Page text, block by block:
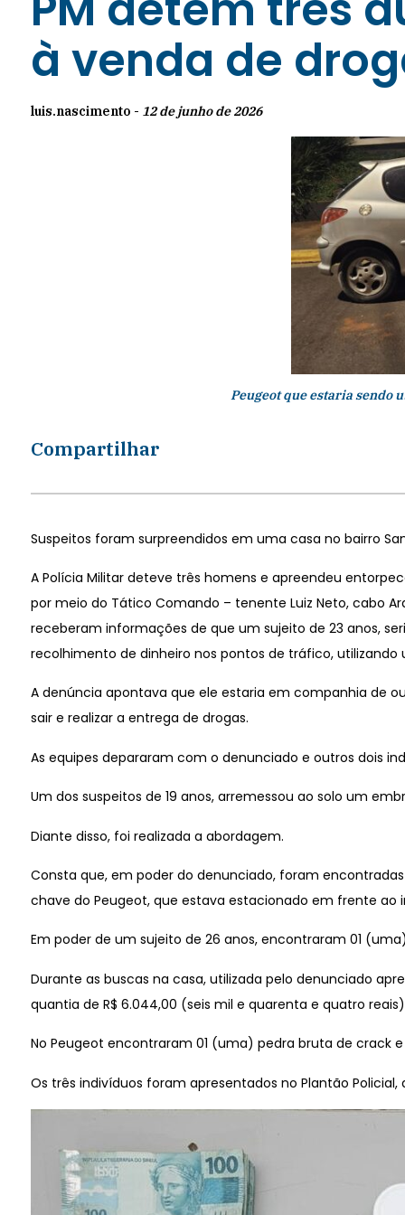
à venda de
luis.nascimento - 12 de junho de 2026
Peugeot que estaria sendo
Compartilhar
Suspeitos foram surpreendidos em uma casa no bairro
A Polícia Militar deteve três homens e apreendeu
por meio do Tático Comando – tenente Luiz Neto, cabo
receberam informações de que um sujeito de 23 anos,
recolhimento de dinheiro nos pontos de tráfico, utilizando
A denúncia apontava que ele estaria em companhia de
sair e realizar a entrega de drogas.
As equipes depararam com o denunciado e outros dois
Um dos suspeitos de 19 anos, arremessou ao solo um
Diante disso, foi realizada a abordagem.
Consta que, em poder do denunciado, foram
chave do Peugeot, que estava estacionado em frente ao
Em poder de um sujeito de 26 anos, encontraram 01
Durante as buscas na casa, utilizada pelo denunciado
quantia de R$ 6.044,00 (seis mil e quarenta e quatro
No Peugeot encontraram 01 (uma) pedra bruta de crack
Os três indivíduos foram apresentados no Plantão